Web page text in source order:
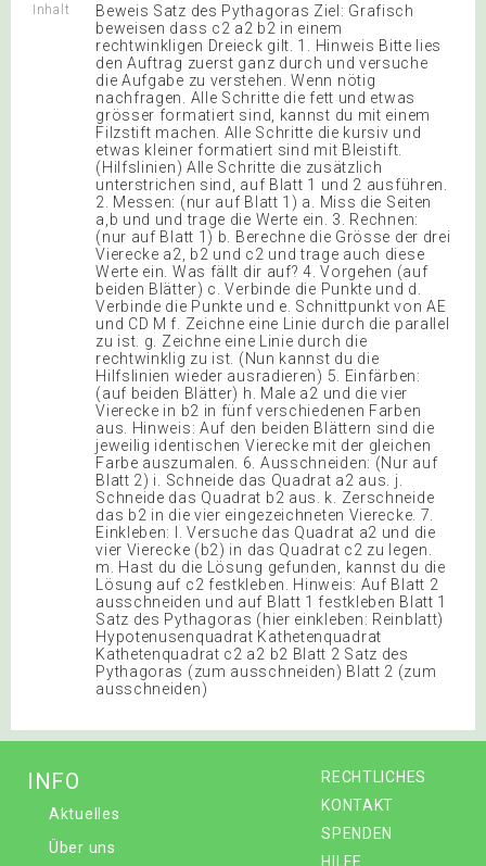
Inhalt
Beweis Satz des Pythagoras Ziel: Grafisch
beweisen dass c2 a2 b2 in einem
rechtwinkligen Dreieck gilt. 1. Hinweis Bitte lies
den Auftrag zuerst ganz durch und versuche
die Aufgabe zu verstehen. Wenn nötig
nachfragen. Alle Schritte die fett und etwas
grösser formatiert sind, kannst du mit einem
Filzstift machen. Alle Schritte die kursiv und
etwas kleiner formatiert sind mit Bleistift.
(Hilfslinien) Alle Schritte die zusätzlich
unterstrichen sind, auf Blatt 1 und 2 ausführen.
2. Messen: (nur auf Blatt 1) a. Miss die Seiten
a,b und und trage die Werte ein. 3. Rechnen:
(nur auf Blatt 1) b. Berechne die Grösse der drei
Vierecke a2, b2 und c2 und trage auch diese
Werte ein. Was fällt dir auf? 4. Vorgehen (auf
beiden Blätter) c. Verbinde die Punkte und d.
Verbinde die Punkte und e. Schnittpunkt von AE
und CD M f. Zeichne eine Linie durch die parallel
zu ist. g. Zeichne eine Linie durch die
rechtwinklig zu ist. (Nun kannst du die
Hilfslinien wieder ausradieren) 5. Einfärben:
(auf beiden Blätter) h. Male a2 und die vier
Vierecke in b2 in fünf verschiedenen Farben
aus. Hinweis: Auf den beiden Blättern sind die
jeweilig identischen Vierecke mit der gleichen
Farbe auszumalen. 6. Ausschneiden: (Nur auf
Blatt 2) i. Schneide das Quadrat a2 aus. j.
Schneide das Quadrat b2 aus. k. Zerschneide
das b2 in die vier eingezeichneten Vierecke. 7.
Einkleben: l. Versuche das Quadrat a2 und die
vier Vierecke (b2) in das Quadrat c2 zu legen.
m. Hast du die Lösung gefunden, kannst du die
Lösung auf c2 festkleben. Hinweis: Auf Blatt 2
ausschneiden und auf Blatt 1 festkleben Blatt 1
Satz des Pythagoras (hier einkleben: Reinblatt)
Hypotenusenquadrat Kathetenquadrat
Kathetenquadrat c2 a2 b2 Blatt 2 Satz des
Pythagoras (zum ausschneiden) Blatt 2 (zum
ausschneiden)
RECHTLICHES
KONTAKT
SPENDEN
HILFE
INFO
Aktuelles
Über uns